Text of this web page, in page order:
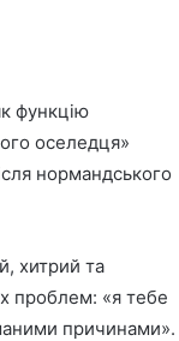
функцію
оселедця»
нормандського
хитрий та
проблем: «я тебе
причинами».